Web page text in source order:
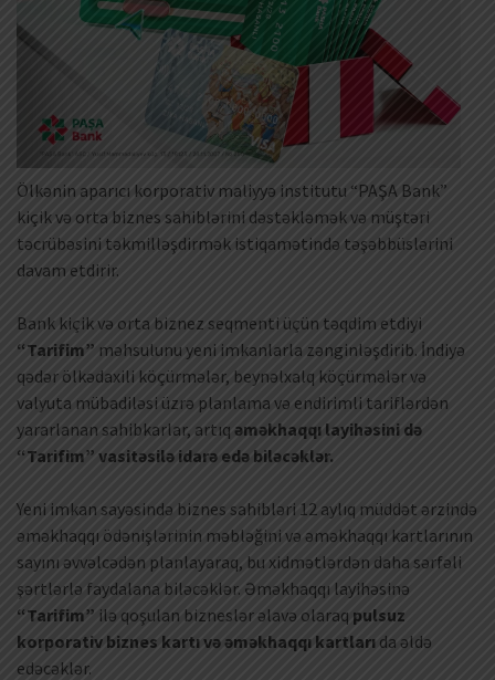
Ölkənin aparıcı korporativ maliyyə institutu “PAŞA Bank”
kiçik və orta biznes sahiblərini dəstəkləmək və müştəri
təcrübəsini təkmilləşdirmək istiqamətində təşəbbüslərini
davam etdirir.
Bank kiçik və orta biznez seqmenti üçün təqdim etdiyi
“Tarifim” məhsulunu yeni imkanlarla zənginləşdirib. İndiyə
qədər ölkədaxili köçürmələr, beynəlxalq köçürmələr və
valyuta mübadiləsi üzrə planlama və endirimli tariflərdən
yararlanan sahibkarlar, artıq əməkhaqqı layihəsini də
“Tarifim” vasitəsilə idarə edə biləcəklər.
Yeni imkan sayəsində biznes sahibləri 12 aylıq müddət ərzində
əməkhaqqı ödənişlərinin məbləğini və əməkhaqqı kartlarının
sayını əvvəlcədən planlayaraq, bu xidmətlərdən daha sərfəli
şərtlərlə faydalana biləcəklər. Əməkhaqqı layihəsinə
“Tarifim” ilə qoşulan bizneslər əlavə olaraq pulsuz
korporativ biznes kartı və əməkhaqqı kartları da əldə
edəcəklər.